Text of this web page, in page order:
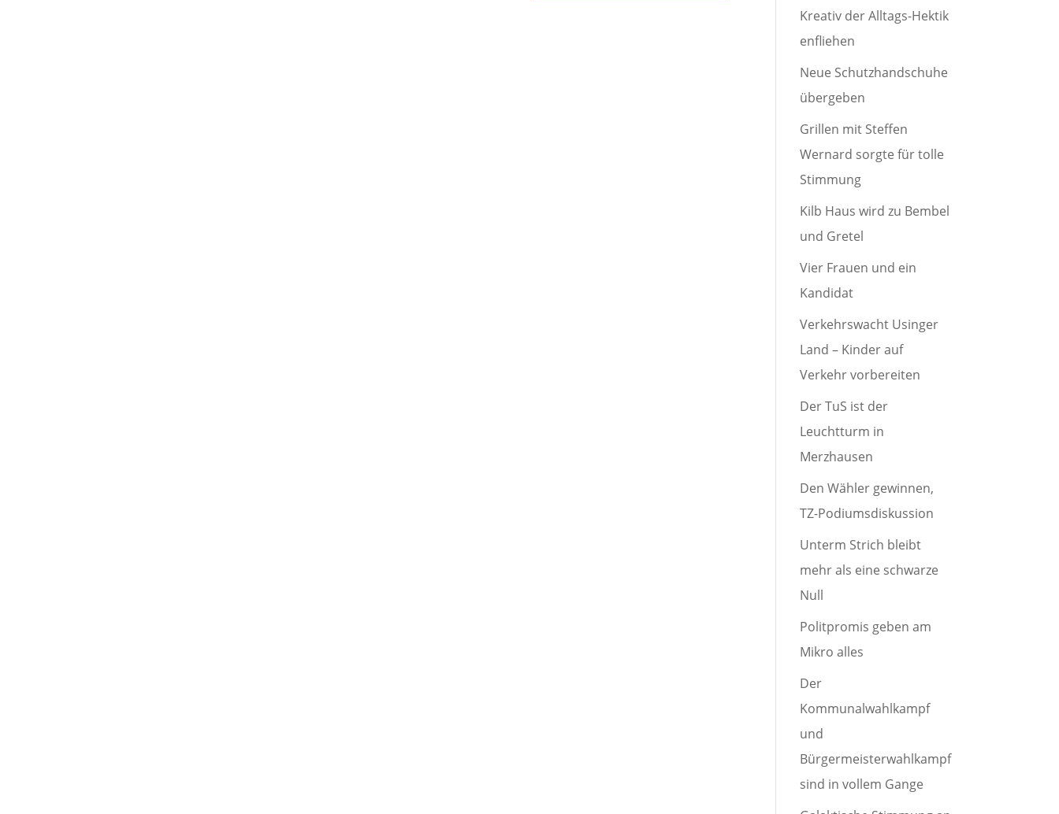
Kreativ der Alltags-Hektik
enfliehen
Neue Schutzhandschuhe
übergeben
Grillen mit Steffen
Wernard sorgte für tolle
Stimmung
Kilb Haus wird zu Bembel
und Gretel
Vier Frauen und ein
Kandidat
Verkehrswacht Usinger
Land – Kinder auf
Verkehr vorbereiten
Der TuS ist der
Leuchtturm in
Merzhausen
Den Wähler gewinnen,
TZ-Podiumsdiskussion
Unterm Strich bleibt
mehr als eine schwarze
Null
Politpromis geben am
Mikro alles
Der
Kommunalwahlkampf
und
Bürgermeisterwahlkampf
sind in vollem Gange